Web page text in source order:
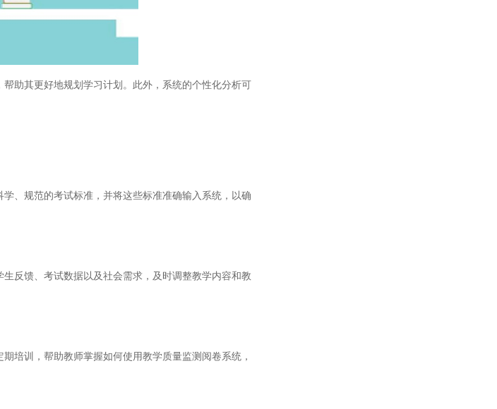
助其更好地规划学习计划。此外，系统的个性化分析可
、规范的考试标准，并将这些标准准确输入系统，以确
反馈、考试数据以及社会需求，及时调整教学内容和教
训，帮助教师掌握如何使用教学质量监测阅卷系统，